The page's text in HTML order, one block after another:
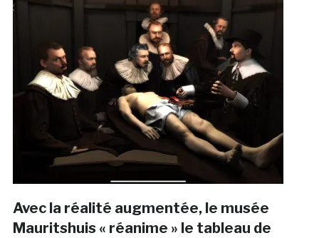
Avec la réalité augmentée, le musée
Mauritshuis « réanime » le tableau de